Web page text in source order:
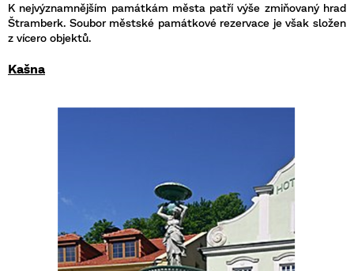
K nejvýznamnějším památkám města patří výše zmiňovaný hrad
Štramberk. Soubor městské památkové rezervace je však složen
z vícero objektů.
Kašna